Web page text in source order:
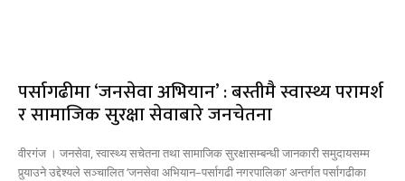
पर्सागढीमा ‘जनसेवा अभियान’ : बस्तीमै स्वास्थ्य परामर्श
र सामाजिक सुरक्षा सेवाबारे जनचेतना
वीरगंज । जनसेवा, स्वास्थ्य सचेतना तथा सामाजिक सुरक्षासम्बन्धी जानकारी समुदायसम्म
पुर्‍याउने उद्देश्यले सञ्चालित ‘जनसेवा अभियान–पर्सागढी नगरपालिका’ अन्तर्गत पर्सागढीका